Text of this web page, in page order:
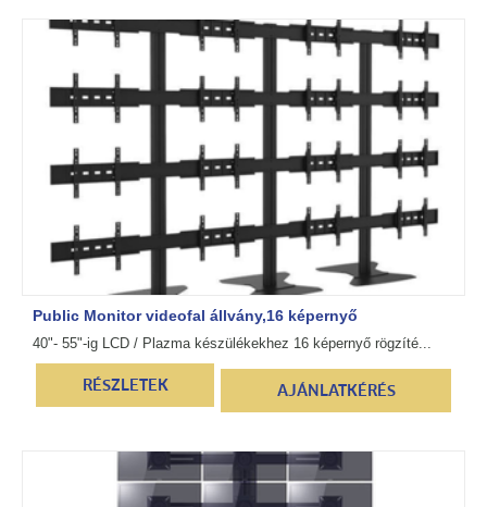
Public Monitor videofal állvány,16 képernyő
40"- 55"-ig LCD / Plazma készülékekhez 16 képernyő rögzíté...
RÉSZLETEK AJÁNLATKÉRÉS